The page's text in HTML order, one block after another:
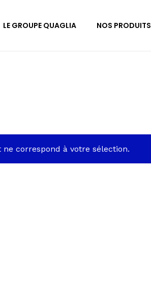
LE GROUPE QUAGLIA NOS PRODUITS
correspond à votre sélection.